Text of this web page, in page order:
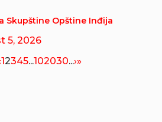
Skupštine Opštine Inđija
5, 2026
12345...102030...›»